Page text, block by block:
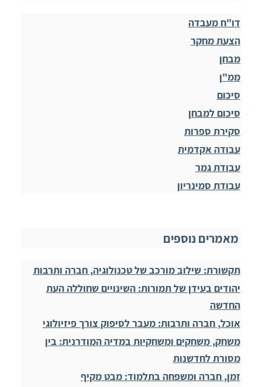
דו"ח מעבדה
הצעת מחקר
מבחן
ממ"ן
סיכום
סיכום למבחן
סקירת ספרות
עבודה אקדמית
עבודת גמר
עבודת סמינריון
מאמרים נוספים
תקשורת: שילוב מורכב של טכנולוגיה, חברה ותרבות
יהודים בעידן של תמורות: השינויים שחוללה העת
החדשה
אוכל, חברה ותרבות: מעבר לסיפוק צורך פיזיולוגי
משחק, משחקים ומשחקיות במדיה המודרנית: בין
מסורת לחדשנות
זמן, חברה ומשפחה בתלמוד: מבט מקיף